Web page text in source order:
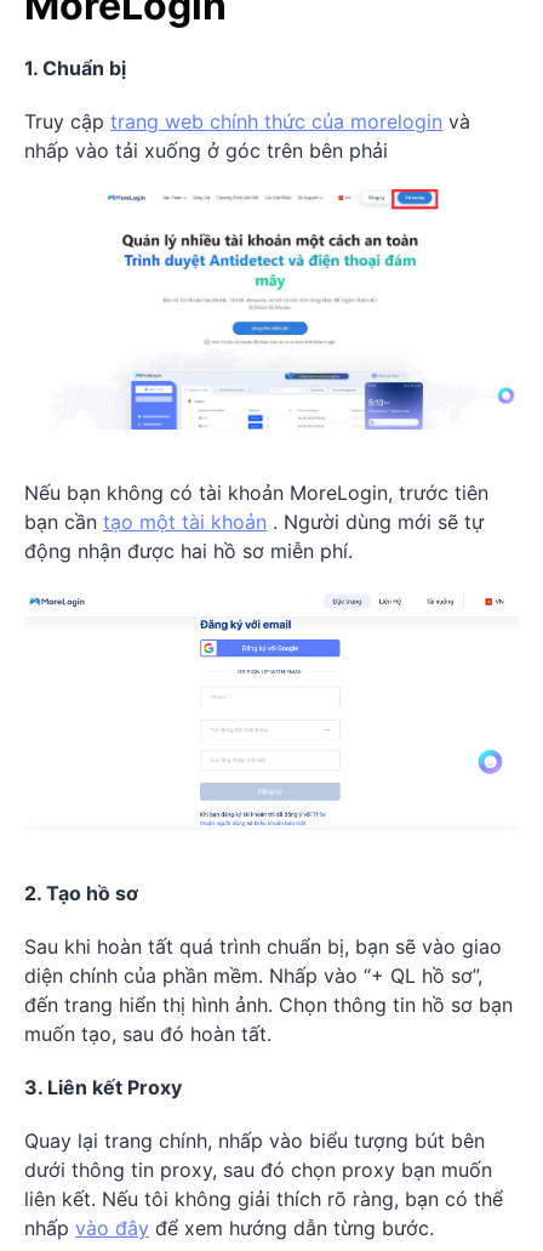
1. Chuẩn bị
Truy cập trang web chính thức của morelogin và
nhấp vào tải xuống ở góc trên bên phải
Nếu bạn không có tài khoản MoreLogin, trước tiên
bạn cần tạo một tài khoản . Người dùng mới sẽ tự
động nhận được hai hồ sơ miễn phí.
2. Tạo hồ sơ
Sau khi hoàn tất quá trình chuẩn bị, bạn sẽ vào giao
diện chính của phần mềm. Nhấp vào “+ QL hồ sơ”,
đến trang hiển thị hình ảnh. Chọn thông tin hồ sơ bạn
muốn tạo, sau đó hoàn tất.
3. Liên kết Proxy
Quay lại trang chính, nhấp vào biểu tượng bút bên
dưới thông tin proxy, sau đó chọn proxy bạn muốn
liên kết. Nếu tôi không giải thích rõ ràng, bạn có thể
nhấp vào đây để xem hướng dẫn từng bước.